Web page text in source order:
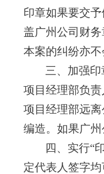
印章如果要交
盖广州公司财
本案的纠纷亦
三、加强
项目经理部负
项目经理部远
编造。如果广
四、实行“
定代表人签字